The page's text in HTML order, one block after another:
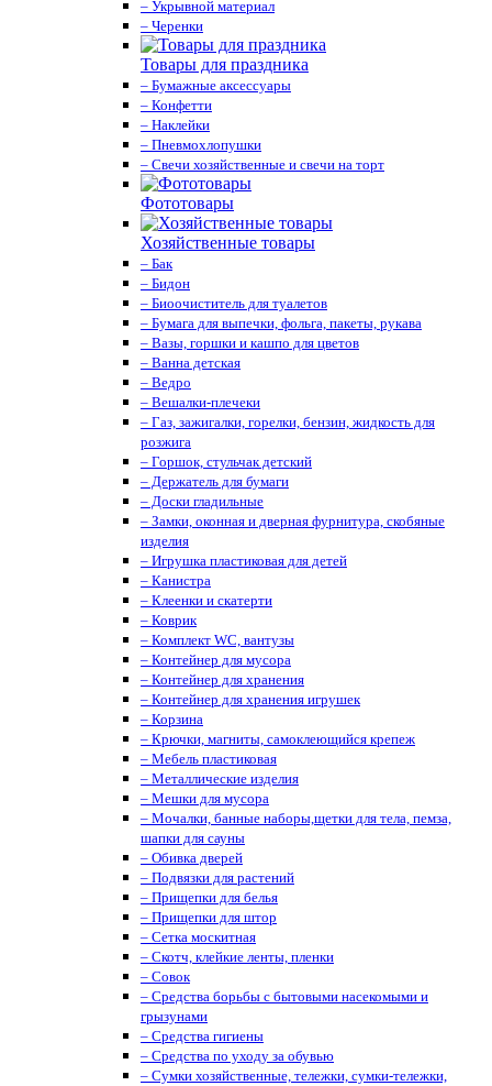
– Укрывной материал
– Черенки
Товары для праздника
– Бумажные аксессуары
– Конфетти
– Наклейки
– Пневмохлопушки
– Свечи хозяйственные и свечи на торт
Фототовары
Хозяйственные товары
– Бак
– Бидон
– Биоочиститель для туалетов
– Бумага для выпечки, фольга, пакеты, рукава
– Вазы, горшки и кашпо для цветов
– Ванна детская
– Ведро
– Вешалки-плечеки
– Газ, зажигалки, горелки, бензин, жидкость для
розжига
– Горшок, стульчак детский
– Держатель для бумаги
– Доски гладильные
– Замки, оконная и дверная фурнитура, скобяные
изделия
– Игрушка пластиковая для детей
– Канистра
– Клеенки и скатерти
– Коврик
– Комплект WC, вантузы
– Контейнер для мусора
– Контейнер для хранения
– Контейнер для хранения игрушек
– Корзина
– Крючки, магниты, cамоклеющийся крепеж
– Мебель пластиковая
– Металлические изделия
– Мешки для мусора
– Мочалки, банные наборы,щетки для тела, пемза,
шапки для сауны
– Обивка дверей
– Подвязки для растений
– Прищепки для белья
– Прищепки для штор
– Сетка москитная
– Скотч, клейкие ленты, пленки
– Совок
– Средства борьбы с бытовыми насекомыми и
грызунами
– Средства гигиены
– Средства по уходу за обувью
– Сумки хозяйственные, тележки, сумки-тележки,